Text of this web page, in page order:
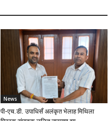
News
पी-एच.डी. उपाधिसँ अलंकृत भेलाह मिथिला